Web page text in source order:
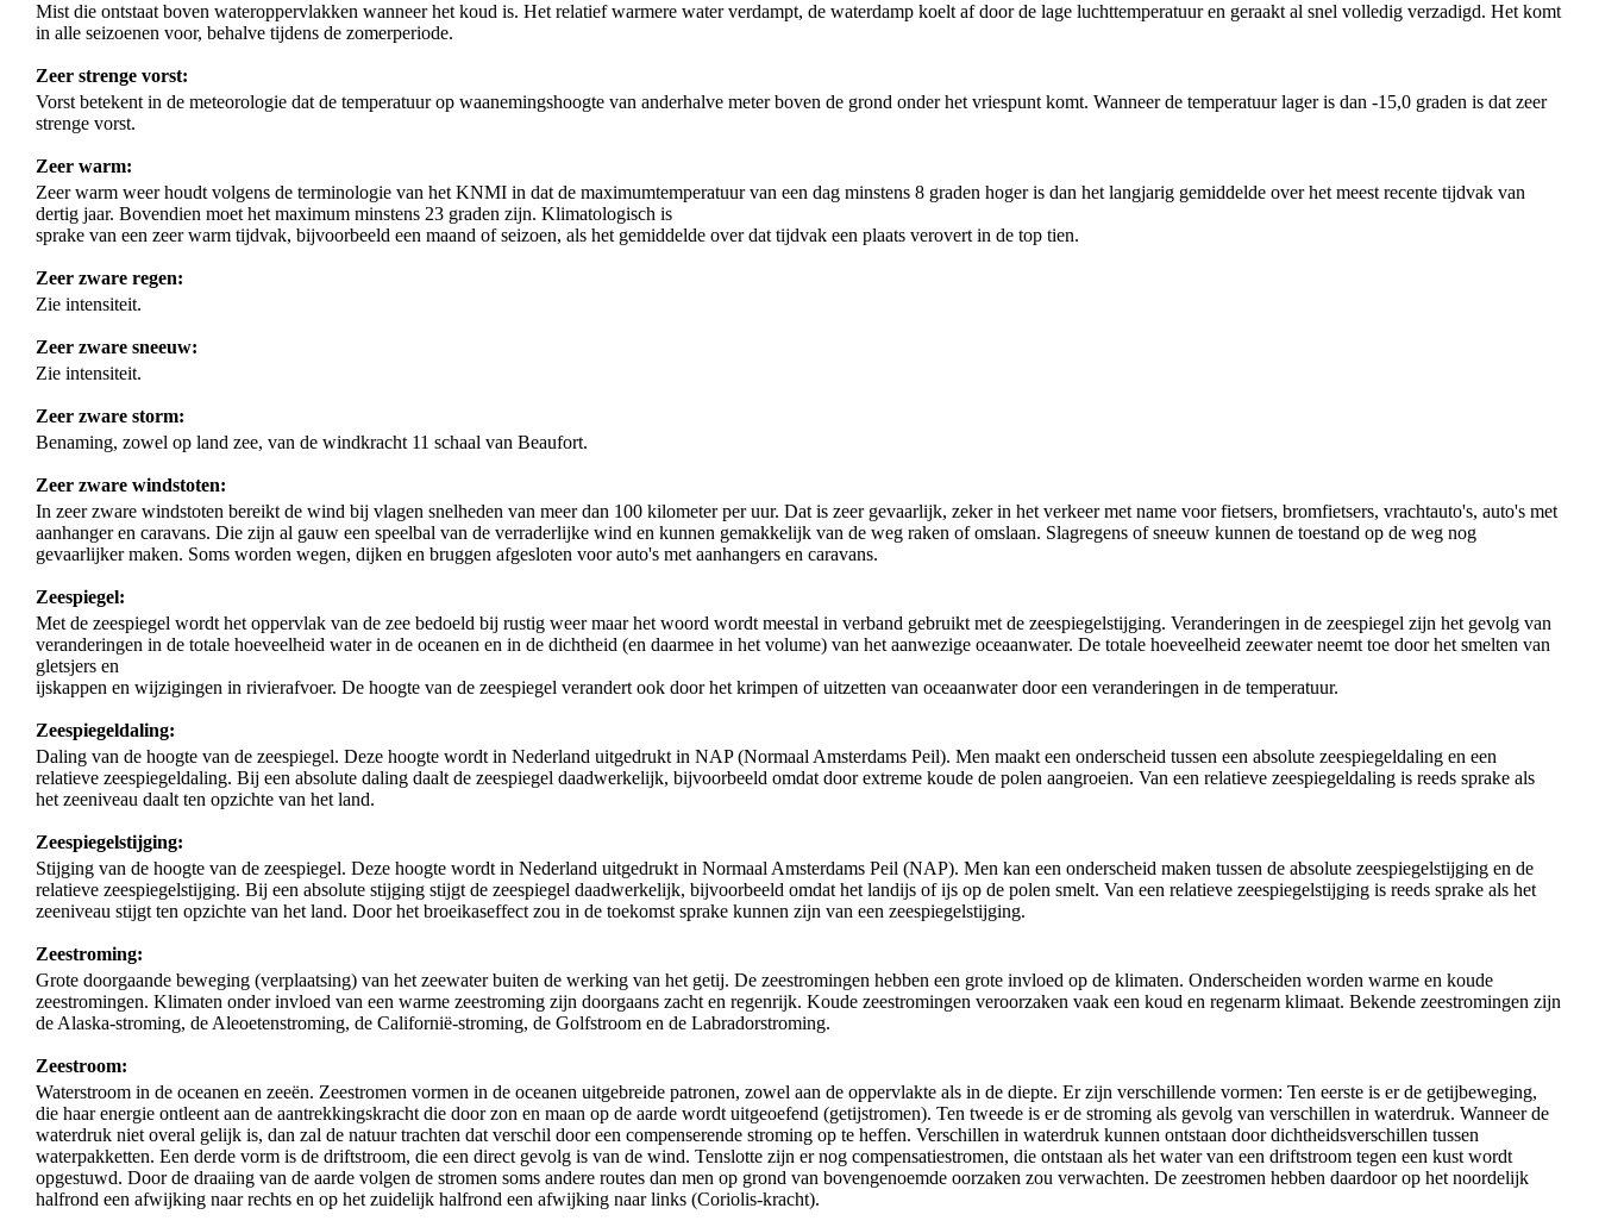
Mist die ontstaat boven wateroppervlakken wanneer het koud is. Het relatief warmere water verdampt, de waterdamp koelt af door de lage luchttemperatuur en geraakt al snel volledig verzadigd. Het komt
in alle seizoenen voor, behalve tijdens de zomerperiode.
Zeer strenge vorst:
Vorst betekent in de meteorologie dat de temperatuur op waanemingshoogte van anderhalve meter boven de grond onder het vriespunt komt. Wanneer de temperatuur lager is dan -15,0 graden is dat zeer
strenge vorst.
Zeer warm:
Zeer warm weer houdt volgens de terminologie van het KNMI in dat de maximumtemperatuur van een dag minstens 8 graden hoger is dan het langjarig gemiddelde over het meest recente tijdvak van
dertig jaar. Bovendien moet het maximum minstens 23 graden zijn. Klimatologisch is
sprake van een zeer warm tijdvak, bijvoorbeeld een maand of seizoen, als het gemiddelde over dat tijdvak een plaats verovert in de top tien.
Zeer zware regen:
Zie intensiteit.
Zeer zware sneeuw:
Zie intensiteit.
Zeer zware storm:
Benaming, zowel op land zee, van de windkracht 11 schaal van Beaufort.
Zeer zware windstoten:
In zeer zware windstoten bereikt de wind bij vlagen snelheden van meer dan 100 kilometer per uur. Dat is zeer gevaarlijk, zeker in het verkeer met name voor fietsers, bromfietsers, vrachtauto's, auto's met
aanhanger en caravans. Die zijn al gauw een speelbal van de verraderlijke wind en kunnen gemakkelijk van de weg raken of omslaan. Slagregens of sneeuw kunnen de toestand op de weg nog
gevaarlijker maken. Soms worden wegen, dijken en bruggen afgesloten voor auto's met aanhangers en caravans.
Zeespiegel:
Met de zeespiegel wordt het oppervlak van de zee bedoeld bij rustig weer maar het woord wordt meestal in verband gebruikt met de zeespiegelstijging. Veranderingen in de zeespiegel zijn het gevolg van
veranderingen in de totale hoeveelheid water in de oceanen en in de dichtheid (en daarmee in het volume) van het aanwezige oceaanwater. De totale hoeveelheid zeewater neemt toe door het smelten van
gletsjers en
ijskappen en wijzigingen in rivierafvoer. De hoogte van de zeespiegel verandert ook door het krimpen of uitzetten van oceaanwater door een veranderingen in de temperatuur.
Zeespiegeldaling:
Daling van de hoogte van de zeespiegel. Deze hoogte wordt in Nederland uitgedrukt in NAP (Normaal Amsterdams Peil). Men maakt een onderscheid tussen een absolute zeespiegeldaling en een
relatieve zeespiegeldaling. Bij een absolute daling daalt de zeespiegel daadwerkelijk, bijvoorbeeld omdat door extreme koude de polen aangroeien. Van een relatieve zeespiegeldaling is reeds sprake als
het zeeniveau daalt ten opzichte van het land.
Zeespiegelstijging:
Stijging van de hoogte van de zeespiegel. Deze hoogte wordt in Nederland uitgedrukt in Normaal Amsterdams Peil (NAP). Men kan een onderscheid maken tussen de absolute zeespiegelstijging en de
relatieve zeespiegelstijging. Bij een absolute stijging stijgt de zeespiegel daadwerkelijk, bijvoorbeeld omdat het landijs of ijs op de polen smelt. Van een relatieve zeespiegelstijging is reeds sprake als het
zeeniveau stijgt ten opzichte van het land. Door het broeikaseffect zou in de toekomst sprake kunnen zijn van een zeespiegelstijging.
Zeestroming:
Grote doorgaande beweging (verplaatsing) van het zeewater buiten de werking van het getij. De zeestromingen hebben een grote invloed op de klimaten. Onderscheiden worden warme en koude
zeestromingen. Klimaten onder invloed van een warme zeestroming zijn doorgaans zacht en regenrijk. Koude zeestromingen veroorzaken vaak een koud en regenarm klimaat. Bekende zeestromingen zijn
de Alaska-stroming, de Aleoetenstroming, de Californië-stroming, de Golfstroom en de Labradorstroming.
Zeestroom:
Waterstroom in de oceanen en zeeën. Zeestromen vormen in de oceanen uitgebreide patronen, zowel aan de oppervlakte als in de diepte. Er zijn verschillende vormen: Ten eerste is er de getijbeweging,
die haar energie ontleent aan de aantrekkingskracht die door zon en maan op de aarde wordt uitgeoefend (getijstromen). Ten tweede is er de stroming als gevolg van verschillen in waterdruk. Wanneer de
waterdruk niet overal gelijk is, dan zal de natuur trachten dat verschil door een compenserende stroming op te heffen. Verschillen in waterdruk kunnen ontstaan door dichtheidsverschillen tussen
waterpakketten. Een derde vorm is de driftstroom, die een direct gevolg is van de wind. Tenslotte zijn er nog compensatiestromen, die ontstaan als het water van een driftstroom tegen een kust wordt
opgestuwd. Door de draaiing van de aarde volgen de stromen soms andere routes dan men op grond van bovengenoemde oorzaken zou verwachten. De zeestromen hebben daardoor op het noordelijk
halfrond een afwijking naar rechts en op het zuidelijk halfrond een afwijking naar links (Coriolis-kracht).